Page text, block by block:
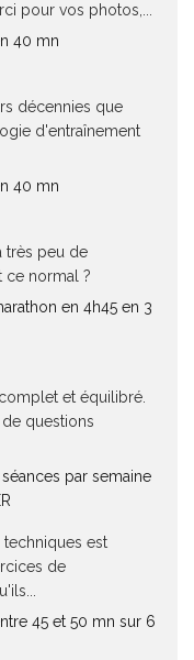
pour vos photos,...
40 mn
décennies que
d'entraînement
40 mn
très peu de
ce normal ?
en 4h45 en 3
et équilibré.
questions
par semaine
est
de
45 et 50 mn sur 6